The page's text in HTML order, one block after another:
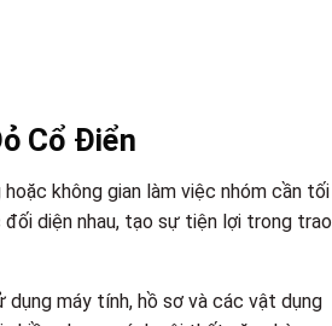
Cổ Điển
không gian làm việc nhóm cần tối
diện nhau, tạo sự tiện lợi trong trao
dụng máy tính, hồ sơ và các vật dụng